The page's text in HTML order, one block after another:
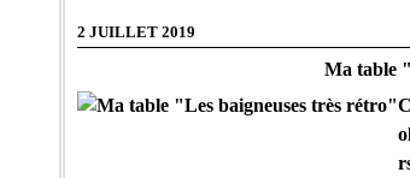
2 JUILLET 2019
Ma table